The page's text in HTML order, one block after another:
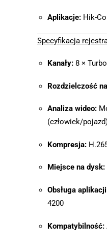
Aplikacje:Hik-
Specyfikacja
Kanały:8 ×
Rozdzielczość
Analiza wideo:
(człowiek/
Kompresja:
Miejsce na dysk:
Obsługa
4200
Kompatybilność: